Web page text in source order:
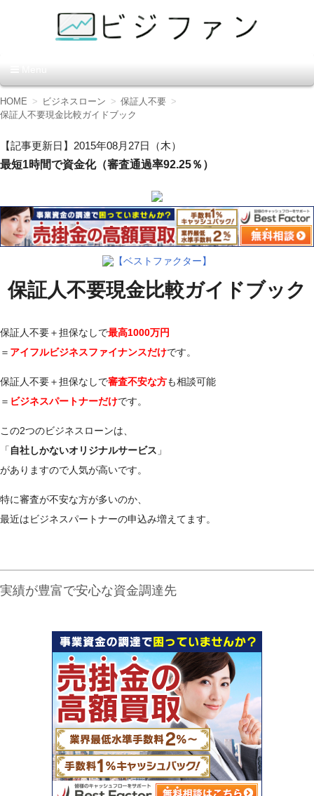
ン】
コ
ン
ン
ツ
へ
HOME ビジネスローン
保証人不要
保証人不要現金比較ガイドブック
【記事更新日】2015年08月27日（木）
最短1時間で資金化（審査通過率92.25％）
【ベストファクター】
保証人不要現金比較ガイドブック
保証人不要＋担保なしで最高1000万円
＝ アイフルビジネスファイナンスだけです。
保証人不要＋担保なしで審査不安な方も相談可能
＝ ビジネスパートナーだけです。
この2つのビジネスローンは、
「 自社しかないオリジナルサービス 」
がありますので人気が高いです。
特に審査が不安な方が多いのか、
最近はビジネスパートナーの申込み増えてます。
実績が豊富で安心な資金調達先